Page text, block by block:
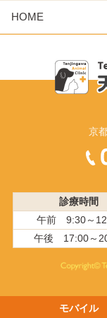
HOME
京
診療時間
午前 9:30～
午後 17:00～
モバイル